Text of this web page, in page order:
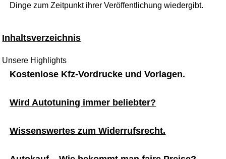
Dinge zum Zeitpunkt ihrer Veröffentlichung wiedergibt.
Inhaltsverzeichnis
Unsere Highlights
Kostenlose Kfz-Vordrucke und Vorlagen.
Wird Autotuning immer beliebter?
Wissenswertes zum Widerrufsrecht.